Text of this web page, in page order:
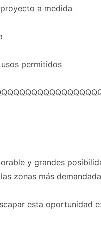
a medida
permitidos
y grandes
zonas más
esta oportunidad